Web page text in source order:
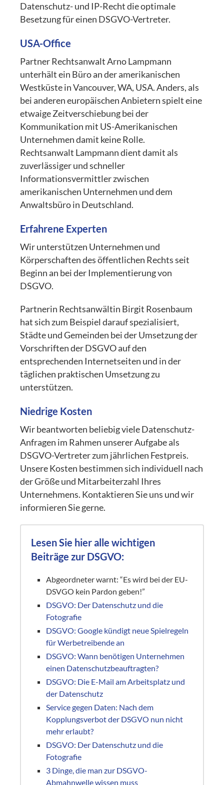
Datenschutz- und IP-Recht die optimale
Besetzung für einen DSGVO-Vertreter.
USA-Office
Partner Rechtsanwalt Arno Lampmann
unterhält ein Büro an der amerikanischen
Westküste in Vancouver, WA, USA. Anders, als
bei anderen europäischen Anbietern spielt eine
etwaige Zeitverschiebung bei der
Kommunikation mit US-Amerikanischen
Unternehmen damit keine Rolle.
Rechtsanwalt Lampmann dient damit als
zuverlässiger und schneller
Informationsvermittler zwischen
amerikanischen Unternehmen und dem
Anwaltsbüro in Deutschland.
Erfahrene Experten
Wir unterstützen Unternehmen und
Körperschaften des öffentlichen Rechts seit
Beginn an bei der Implementierung von
DSGVO.
Partnerin Rechtsanwältin Birgit Rosenbaum
hat sich zum Beispiel darauf spezialisiert,
Städte und Gemeinden bei der Umsetzung der
Vorschriften der DSGVO auf den
entsprechenden Internetseiten und in der
täglichen praktischen Umsetzung zu
unterstützen.
Niedrige Kosten
Wir beantworten beliebig viele Datenschutz-
Anfragen im Rahmen unserer Aufgabe als
DSGVO-Vertreter zum jährlichen Festpreis.
Unsere Kosten bestimmen sich individuell nach
der Größe und Mitarbeiterzahl Ihres
Unternehmens. Kontaktieren Sie uns und wir
informieren Sie gerne.
Lesen Sie hier alle wichtigen
Beiträge zur DSGVO:
Abgeordneter warnt: “Es wird bei der EU-
DSVGO kein Pardon geben!”
DSGVO: Der Datenschutz und die
Fotografie
DSGVO: Google kündigt neue Spielregeln
für Werbetreibende an
DSGVO: Wann benötigen Unternehmen
einen Datenschutzbeauftragten?
DSGVO: Die E-Mail am Arbeitsplatz und
der Datenschutz
Service gegen Daten: Nach dem
Kopplungsverbot der DSGVO nun nicht
mehr erlaubt?
DSGVO: Der Datenschutz und die
Fotografie
3 Dinge, die man zur DSGVO-
Abmahnwelle wissen muss